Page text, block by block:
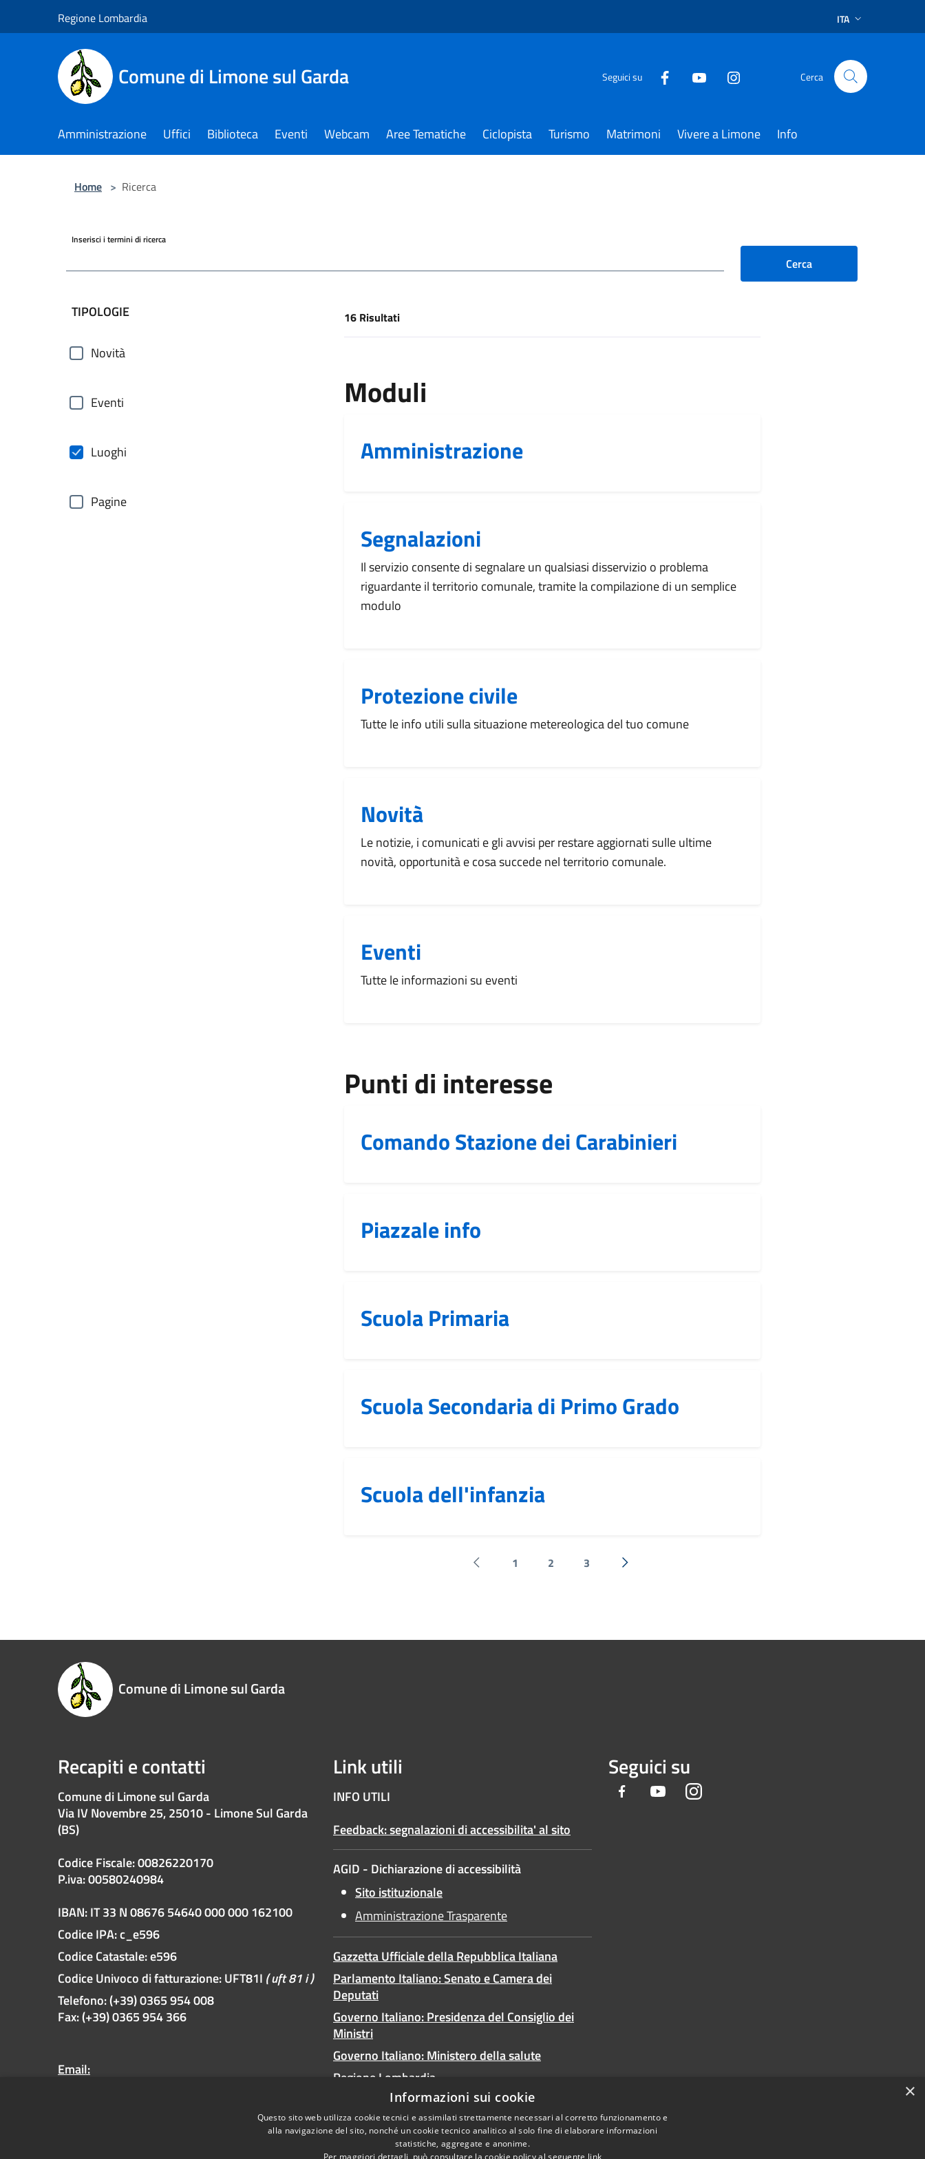
Regione Lombardia ITA
Comune di Limone sul Garda Seguici su Cerca
Amministrazione Uffici Biblioteca Eventi Webcam Aree Tematiche Ciclopista Turismo Matrimoni Vivere a Limone Info
Home > Ricerca
Inserisci i termini di ricerca
Cerca
filtri da applicare
TIPOLOGIE
Novità
Eventi
Luoghi
Pagine
[results] Risultati
16 Risultati
Moduli
Amministrazione
Segnalazioni
Il servizio consente di segnalare un qualsiasi disservizio o problema
riguardante il territorio comunale, tramite la compilazione di un semplice
modulo
Protezione civile
Tutte le info utili sulla situazione metereologica del tuo comune
Novità
Le notizie, i comunicati e gli avvisi per restare aggiornati sulle ultime
novità, opportunità e cosa succede nel territorio comunale.
Eventi
Tutte le informazioni su eventi
Punti di interesse
Comando Stazione dei Carabinieri
Piazzale info
Scuola Primaria
Scuola Secondaria di Primo Grado
Scuola dell'infanzia
Pagina precedente
1 2 3
Successiva »
Comune di Limone sul Garda
Recapiti e contatti
Comune di Limone sul Garda
Via IV Novembre 25, 25010 - Limone Sul Garda
(BS)
Codice Fiscale: 00826220170
P.iva: 00580240984
IBAN: IT 33 N 08676 54640 000 000 162100
Codice IPA: c_e596
Codice Catastale: e596
Codice Univoco di fatturazione: UFT81I ( uft 81 i )
Telefono: (+39) 0365 954 008
Fax: (+39) 0365 954 366
Email:
protocollo@pec.comune.limonesulgarda.bs.it
Link utili
INFO UTILI
Feedback: segnalazioni di accessibilita' al sito
AGID - Dichiarazione di accessibilità
Sito istituzionale
Amministrazione Trasparente
Gazzetta Ufficiale della Repubblica Italiana
Parlamento Italiano: Senato e Camera dei
Deputati
Governo Italiano: Presidenza del Consiglio dei
Ministri
Governo Italiano: Ministero della salute
Regione Lombardia
Provincia di Brescia
Comunità Montana Parco Alto Garda Bresciano
Seguici su
Facebook YoutubeInstagram
×
Informazioni sui cookie
Questo sito web utilizza cookie tecnici e assimilati strettamente necessari al corretto funzionamento e
alla navigazione del sito, nonché un cookie tecnico analitico al solo fine di elaborare informazioni
statistiche, aggregate e anonime.
Per maggiori dettagli, può consultare la cookie policy al seguente link